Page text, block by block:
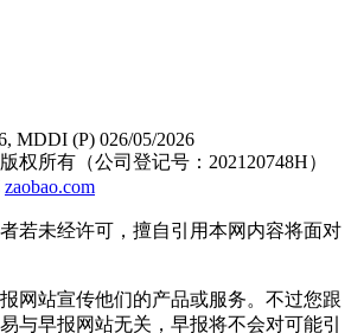
MDDI (P) 026/05/2026
权所有（公司登记号：202120748H）
zaobao.com
若未经许可，擅自引用本网内容将面对
网站宣传他们的产品或服务。不过您跟
与早报网站无关，早报将不会对可能引